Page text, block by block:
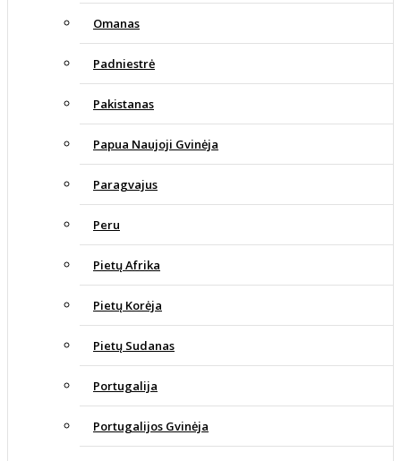
Omanas
Padniestrė
Pakistanas
Papua Naujoji Gvinėja
Paragvajus
Peru
Pietų Afrika
Pietų Korėja
Pietų Sudanas
Portugalija
Portugalijos Gvinėja